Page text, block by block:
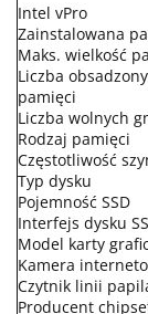
Intel vPro
Zainstalowana
Maks. wielkość
Liczba
pamięci
Liczba wolnych
Rodzaj pamięci
Częstotliwość
Typ dysku
Pojemność SSD
Interfejs dysku
Model karty
Kamera
Czytnik linii
Producent